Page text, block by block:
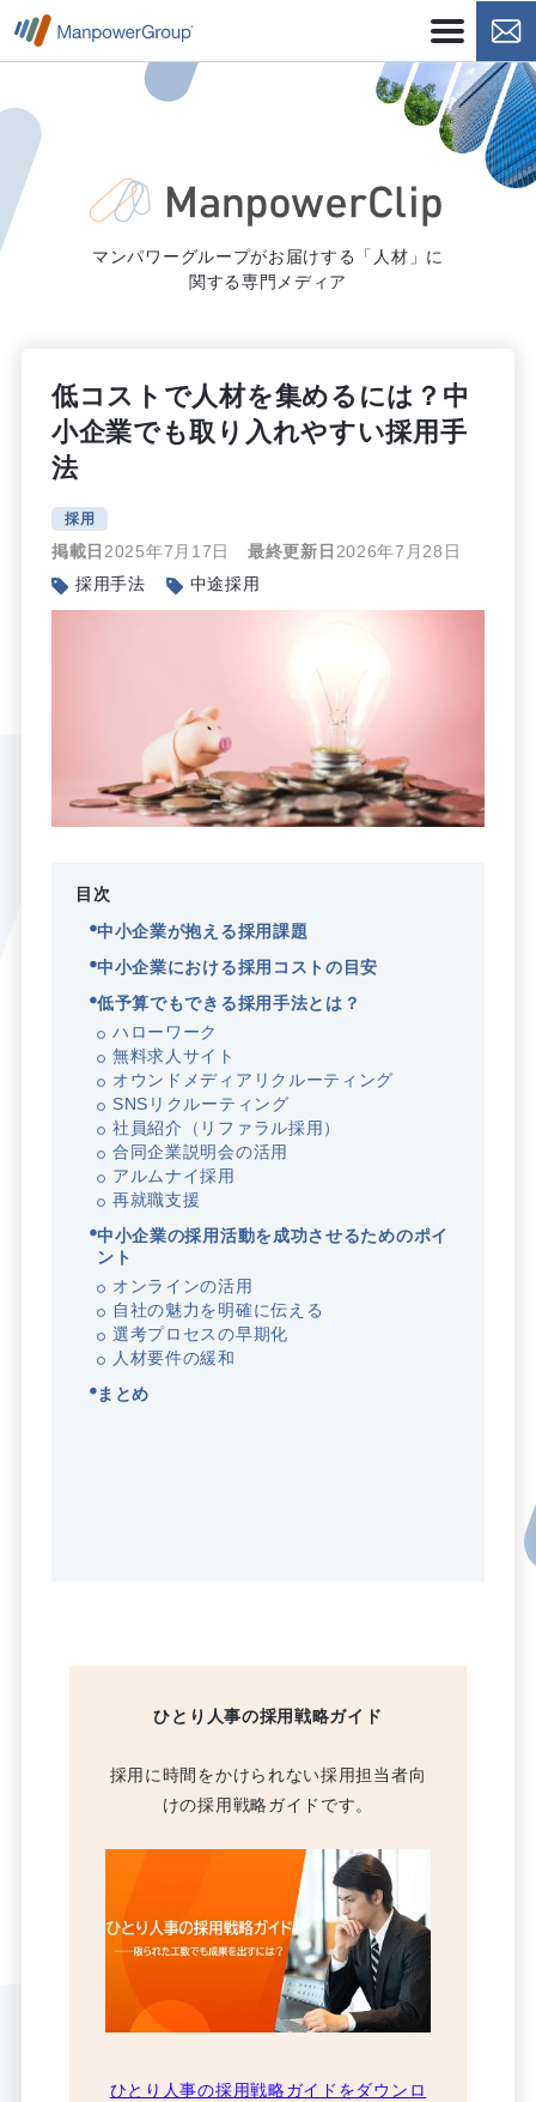
マンパワーグループがお届けする「人材」に
関する専門メディア
低コストで人材を集めるには？中
小企業でも取り入れやすい採用手
法
採用
掲載日 2025年7月17日 最終更新日 2026年7月28日
採用手法
中途採用
目次
中小企業が抱える採用課題
中小企業における採用コストの目安
低予算でもできる採用手法とは？
ハローワーク
無料求人サイト
オウンドメディアリクルーティング
SNSリクルーティング
社員紹介（リファラル採用）
合同企業説明会の活用
アルムナイ採用
再就職支援
中小企業の採用活動を成功させるためのポイ
ント
オンラインの活用
自社の魅力を明確に伝える
選考プロセスの早期化
人材要件の緩和
まとめ
ひとり人事の採用戦略ガイド
採用に時間をかけられない採用担当者向
けの採用戦略ガイドです。
ひとり人事の採用戦略ガイドをダウンロ